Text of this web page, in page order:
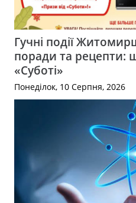
Гучні події
поради та рецепти:
«Суботі»
Понеділок, 10 Серпня, 2026